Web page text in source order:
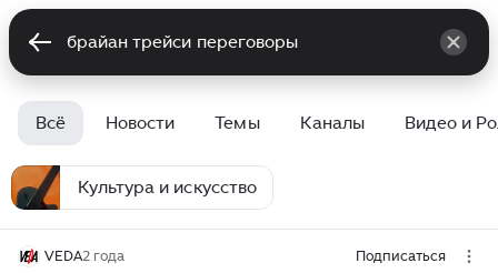
Всё Новости Темы Каналы Видео и
Культура и искусство
VEDA2 года Подписаться